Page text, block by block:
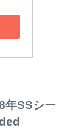
年SSシー